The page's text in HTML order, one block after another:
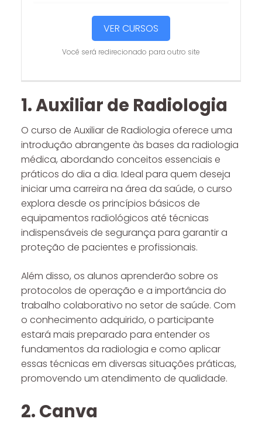
VER CURSOS
Você será redirecionado para outro site
1. Auxiliar de Radiologia
O curso de Auxiliar de Radiologia oferece uma
introdução abrangente às bases da radiologia
médica, abordando conceitos essenciais e
práticos do dia a dia. Ideal para quem deseja
iniciar uma carreira na área da saúde, o curso
explora desde os princípios básicos de
equipamentos radiológicos até técnicas
indispensáveis de segurança para garantir a
proteção de pacientes e profissionais.
Além disso, os alunos aprenderão sobre os
protocolos de operação e a importância do
trabalho colaborativo no setor de saúde. Com
o conhecimento adquirido, o participante
estará mais preparado para entender os
fundamentos da radiologia e como aplicar
essas técnicas em diversas situações práticas,
promovendo um atendimento de qualidade.
2. Canva